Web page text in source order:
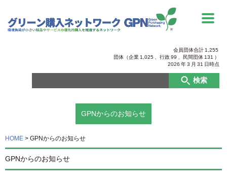
会員団体合計 1,255
団体（企業 1,025 、行政99 民間団体 131 ）
2026 年3 月 31 日時点
検索
GPNからのお知らせ
HOME > GPNからのお知らせ
GPNからのお知らせ